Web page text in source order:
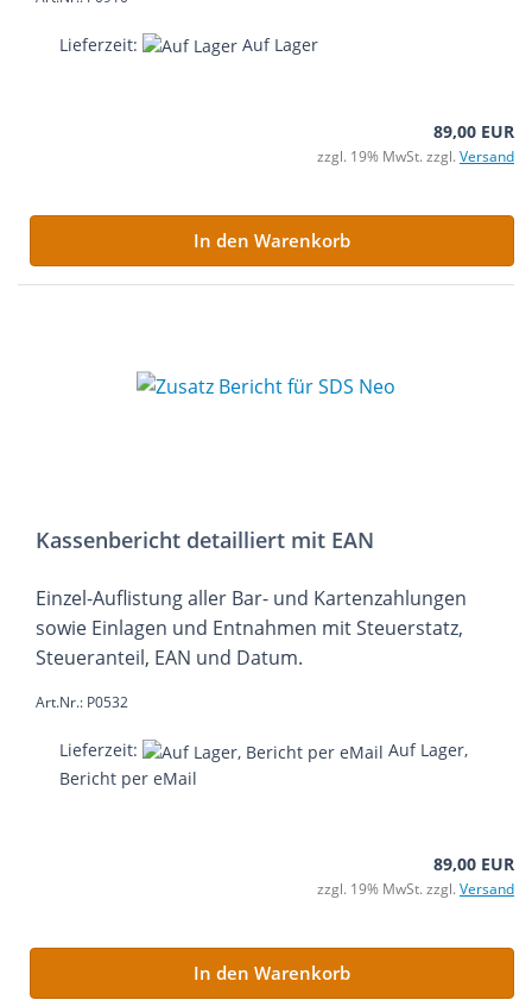
Lieferzeit: Auf Lager
89,00 EUR
zzgl. 19% MwSt. zzgl. Versand
In den Warenkorb
Kassenbericht detailliert mit EAN
Einzel-Auflistung aller Bar- und Kartenzahlungen
sowie Einlagen und Entnahmen mit Steuerstatz,
Steueranteil, EAN und Datum.
Art.Nr.: P0532
Lieferzeit:
Auf Lager,
Bericht per eMail
89,00 EUR
zzgl. 19% MwSt. zzgl. Versand
In den Warenkorb